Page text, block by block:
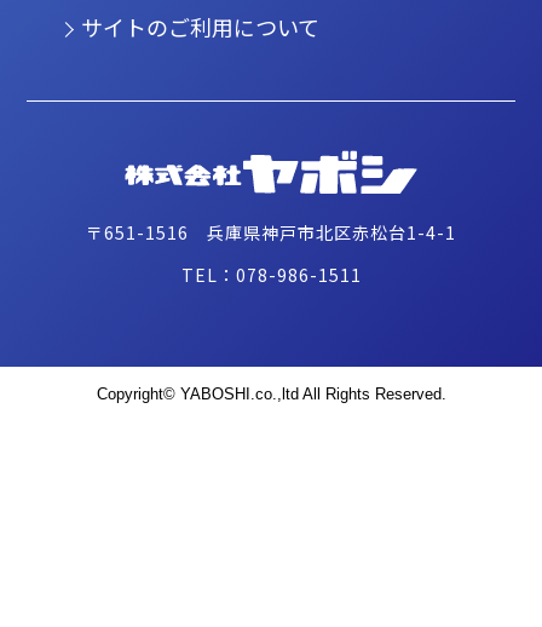
サイトのご利用について
〒651-1516 兵庫県神戸市北区赤松台1-4-1
TEL：078-986-1511
Copyright© YABOSHI.co.,ltd All Rights Reserved.